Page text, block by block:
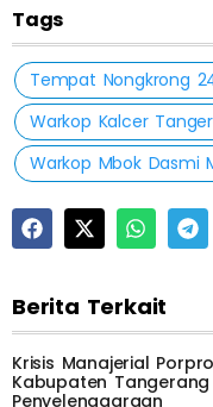
Tags
Tempat Nongkrong
Warkop Kalcer
Warkop Mbok Dasmi
Berita Terkait
Krisis Manajerial
Kabupaten
Penyelenggaraan